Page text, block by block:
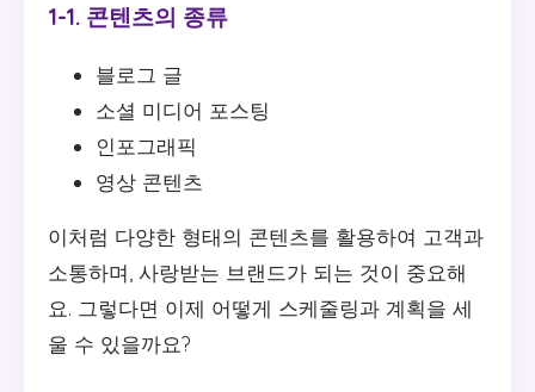
1-1. 콘텐츠의 종류
블로그 글
소셜 미디어 포스팅
인포그래픽
영상 콘텐츠
이처럼 다양한 형태의 콘텐츠를 활용하여 고객과
소통하며, 사랑받는 브랜드가 되는 것이 중요해
요. 그렇다면 이제 어떻게 스케줄링과 계획을 세
울 수 있을까요?